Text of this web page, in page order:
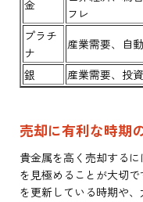
金
フレ
プラチ
ナ
産業需要、自
銀
産業需要、投
売却に有利な時期
貴金属を高く売却する
を見極めることが大切
を更新している時期や